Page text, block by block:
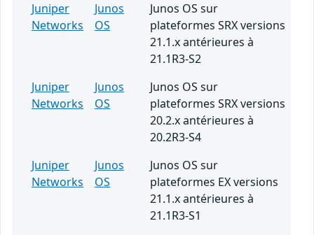
Juniper
Networks
Junos
OS
Junos OS sur
plateformes SRX versions
21.1.x antérieures à
21.1R3-S2
Juniper
Networks
Junos
OS
Junos OS sur
plateformes SRX versions
20.2.x antérieures à
20.2R3-S4
Juniper
Networks
Junos
OS
Junos OS sur
plateformes EX versions
21.1.x antérieures à
21.1R3-S1